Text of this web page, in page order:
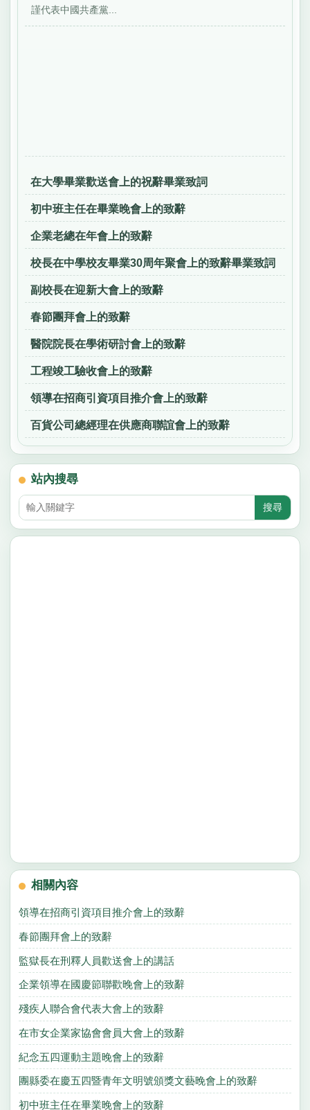
謹代表中國共產黨...
在大學畢業歡送會上的祝辭畢業致詞
初中班主任在畢業晚會上的致辭
企業老總在年會上的致辭
校長在中學校友畢業30周年聚會上的致辭畢業致詞
副校長在迎新大會上的致辭
春節團拜會上的致辭
醫院院長在學術研討會上的致辭
工程竣工驗收會上的致辭
領導在招商引資項目推介會上的致辭
百貨公司總經理在供應商聯誼會上的致辭
站內搜尋
相關內容
領導在招商引資項目推介會上的致辭
春節團拜會上的致辭
監獄長在刑釋人員歡送會上的講話
企業領導在國慶節聯歡晚會上的致辭
殘疾人聯合會代表大會上的致辭
在市女企業家協會會員大會上的致辭
紀念五四運動主題晚會上的致辭
團縣委在慶五四暨青年文明號頒獎文藝晚會上的致辭
初中班主任在畢業晚會上的致辭